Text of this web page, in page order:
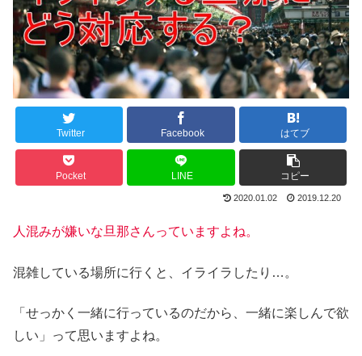
Twitter Facebook はてブ
Pocket LINE コピー
2020.01.02 2019.12.20
人混みが嫌いな旦那さんっていますよね。
混雑している場所に行くと、イライラしたり…。
「せっかく一緒に行っているのだから、一緒に楽しんで欲
しい」って思いますよね。